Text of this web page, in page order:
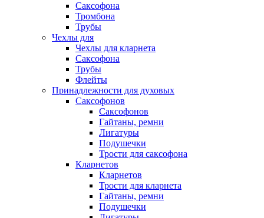
Саксофона
Тромбона
Трубы
Чехлы для
Чехлы для кларнета
Саксофона
Трубы
Флейты
Принадлежности для духовых
Саксофонов
Саксофонов
Гайтаны, ремни
Лигатуры
Подушечки
Трости для саксофона
Кларнетов
Кларнетов
Трости для кларнета
Гайтаны, ремни
Подушечки